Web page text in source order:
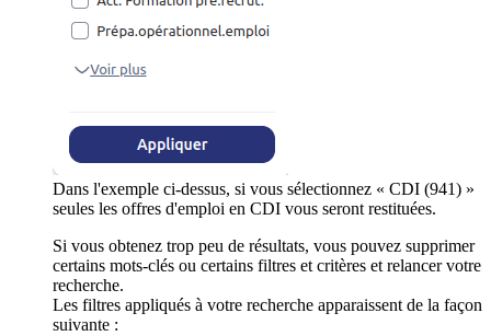
Dans l'exemple ci-dessus, si vous sélectionnez « CDI (941) »
seules les offres d'emploi en CDI vous seront restituées.
Si vous obtenez trop peu de résultats, vous pouvez supprimer
certains mots-clés ou certains filtres et critères et relancer votre
recherche.
Les filtres appliqués à votre recherche apparaissent de la façon
suivante :